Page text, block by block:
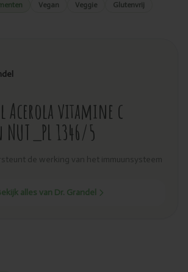
Vegan Veggie
Glutenvrij
Acerola vitamine c
1346/5
de werking van het immuunsysteem
alles van Dr. Grandel